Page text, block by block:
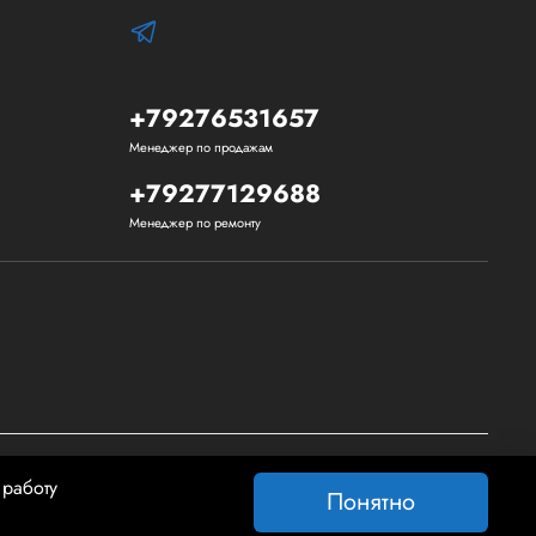
+79276531657
Менеджер по продажам
+79277129688
Менеджер по ремонту
Понятно